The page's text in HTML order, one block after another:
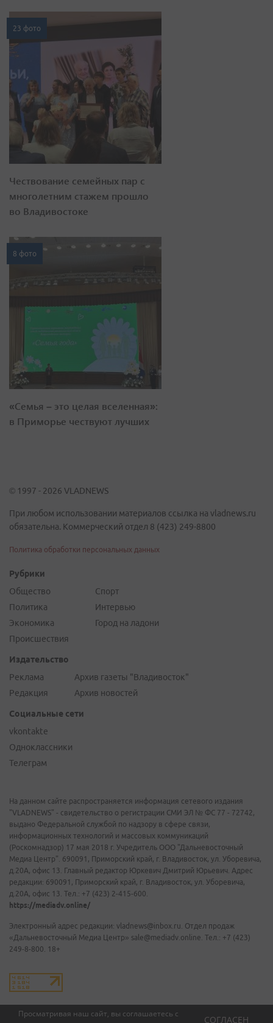
Просматривая наш сайт, вы соглашаетесь с
СОГЛАСЕН
23 фото
Чествование семейных пар с
многолетним стажем прошло
во Владивостоке
8 фото
«Семья – это целая вселенная»:
в Приморье чествуют лучших
© 1997 - 2026 VLADNEWS
При любом использовании материалов ссылка на vladnews.ru
обязательна. Коммерческий отдел 8 (423) 249-8800
Политика обработки персональных данных
Рубрики
Общество
Политика
Экономика
Происшествия
Спорт
Интервью
Город на ладони
Издательство
Реклама
Редакция
Архив газеты "Владивосток"
Архив новостей
Социальные сети
vkontakte
Одноклассники
Телеграм
На данном сайте распространяется информация сетевого издания
"VLADNEWS" - свидетельство о регистрации СМИ ЭЛ № ФС 77 - 72742,
выдано Федеральной службой по надзору в сфере связи,
информационных технологий и массовых коммуникаций
(Роскомнадзор) 17 мая 2018 г. Учредитель ООО "Дальневосточный
Медиа Центр". 690091, Приморский край, г. Владивосток, ул. Уборевича,
д.20А, офис 13. Главный редактор Юркевич Дмитрий Юрьевич. Адрес
редакции: 690091, Приморский край, г. Владивосток, ул. Уборевича,
д.20А, офис 13. Тел.: +7 (423) 2-415-600.
https://mediadv.online/
Электронный адрес редакции: vladnews@inbox.ru. Отдел продаж
«Дальневосточный Медиа Центр» sale@mediadv.online. Тел.: +7 (423)
249-8-800. 18+